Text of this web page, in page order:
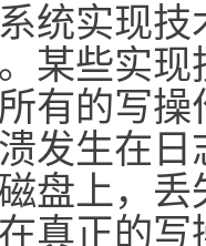
统实现
某些实
有的写操
发生在
盘上，
真正的